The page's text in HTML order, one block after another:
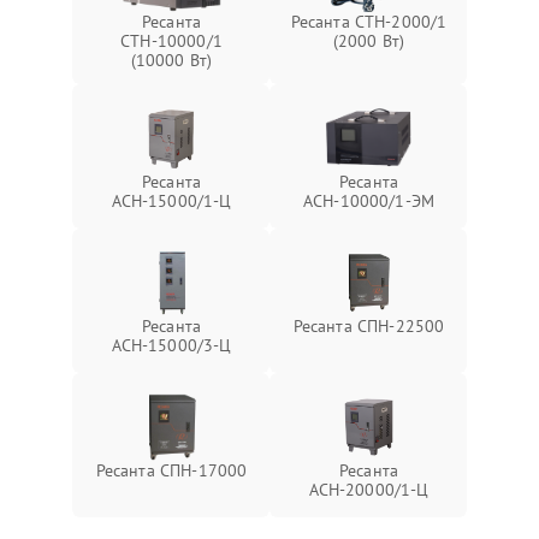
Ресанта
СТН-10000/1
(10000 Вт)
Ресанта СТН-2000/1
(2000 Вт)
Ресанта
АСН-15000/1-Ц
Ресанта
АСН-10000/1-ЭМ
Ресанта
АСН-15000/3-Ц
Ресанта СПН-22500
Ресанта СПН-17000
Ресанта
АСН-20000/1-Ц